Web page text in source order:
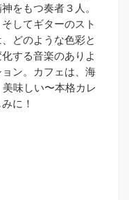
をもつ奏者３人。
してギターのスト
どのような色彩と
する音楽のありよ
ン。カフェは、海
味しい〜本格カレ
に！